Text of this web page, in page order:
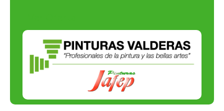
¡Elige Pinturas Jafep y asegura
resultados espectaculares en
cada aplicación!
Compromiso con la Calidad y el
Medio Ambiente